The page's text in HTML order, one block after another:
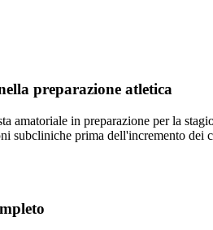
preparazione atletica
amatoriale in preparazione per la
subcliniche prima dell'incremento dei